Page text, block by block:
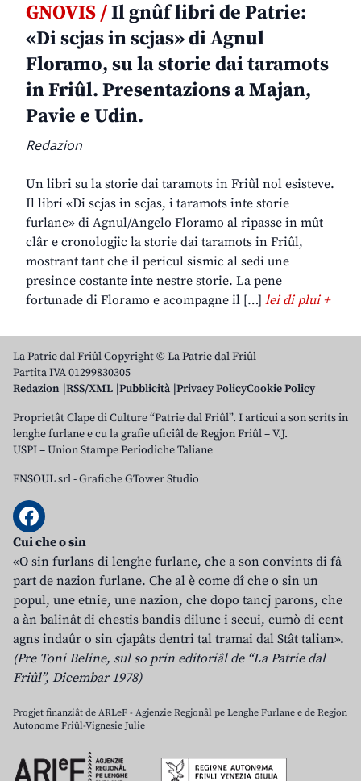
GNOVIS /Il gnûf libri de Patrie:
«Di scjas in scjas» di Agnul
Floramo, su la storie dai taramots
in Friûl. Presentazions a Majan,
Pavie e Udin.
Redazion
Un libri su la storie dai taramots in Friûl nol esisteve.
Il libri «Di scjas in scjas, i taramots inte storie
furlane» di Agnul/Angelo Floramo al ripasse in mût
clâr e cronologjic la storie dai taramots in Friûl,
mostrant tant che il pericul sismic al sedi une
presince costante inte nestre storie. La pene
fortunade di Floramo e acompagne il […] lei di plui +
La Patrie dal Friûl Copyright © La Patrie dal Friûl
Partita IVA 01299830305
Redazion RSS/XML Pubblicità Privacy PolicyCookie Policy
Proprietât Clape di Culture “Patrie dal Friûl”. I articui a son scrits in
lenghe furlane e cu la grafie uficiâl de Regjon Friûl – V.J.
USPI – Union Stampe Periodiche Taliane
ENSOUL srl-Grafiche GTower Studio
Cui che o sin
«O sin furlans di lenghe furlane, che a son convints di fâ
part de nazion furlane. Che al è come dî che o sin un
popul, une etnie, une nazion, che dopo tancj parons, che
a àn balinât di chestis bandis dilunc i secui, cumò di cent
agns indaûr o sin cjapâts dentri tal tramai dal Stât talian».
(Pre Toni Beline, sul so prin editoriâl de “La Patrie dal
Friûl”, Dicembar 1978)
Progjet finanziât de ARLeF - Agjenzie Regjonâl pe Lenghe Furlane e de Regjon
Autonome Friûl-Vignesie Julie